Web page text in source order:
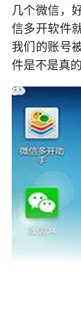
几个微信，
信多开软件
我们的账号
件是不是真